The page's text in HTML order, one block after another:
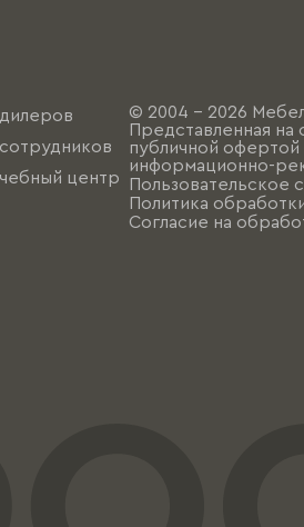
центр
© 2004 - 2026
Представленная на
публичной офертой
информационно-
Пользовательское
Политика
Согласие на